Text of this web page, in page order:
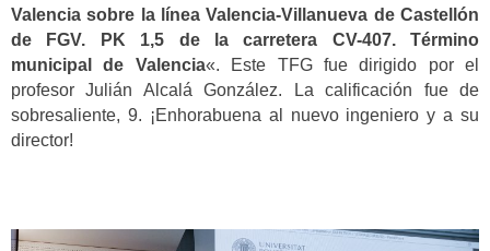
Valencia sobre la línea Valencia-Villanueva de Castellón
de FGV. PK 1,5 de la carretera CV-407. Término
municipal de Valencia«. Este TFG fue dirigido por el
profesor Julián Alcalá González. La calificación fue de
sobresaliente, 9. ¡Enhorabuena al nuevo ingeniero y a su
director!